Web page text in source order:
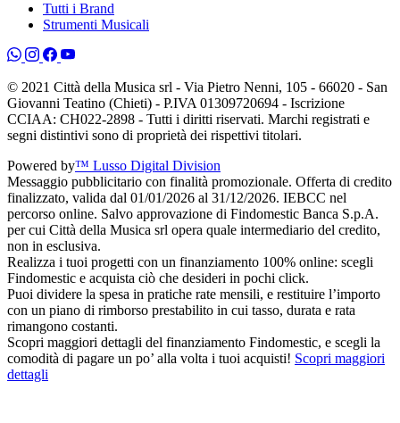
Tutti i Brand
Strumenti Musicali
© 2021 Città della Musica srl - Via Pietro Nenni, 105 - 66020 - San
Giovanni Teatino (Chieti) - P.IVA 01309720694 - Iscrizione
CCIAA: CH022-2898 - Tutti i diritti riservati. Marchi registrati e
segni distintivi sono di proprietà dei rispettivi titolari.
Powered by™ Lusso Digital Division
Messaggio pubblicitario con finalità promozionale. Offerta di credito
finalizzato, valida dal 01/01/2026 al 31/12/2026. IEBCC nel
percorso online. Salvo approvazione di Findomestic Banca S.p.A.
per cui Città della Musica srl opera quale intermediario del credito,
non in esclusiva.
Realizza i tuoi progetti con un finanziamento 100% online: scegli
Findomestic e acquista ciò che desideri in pochi click.
Puoi dividere la spesa in pratiche rate mensili, e restituire l’importo
con un piano di rimborso prestabilito in cui tasso, durata e rata
rimangono costanti.
Scopri maggiori dettagli del finanziamento Findomestic, e scegli la
comodità di pagare un po’ alla volta i tuoi acquisti! Scopri maggiori
dettagli